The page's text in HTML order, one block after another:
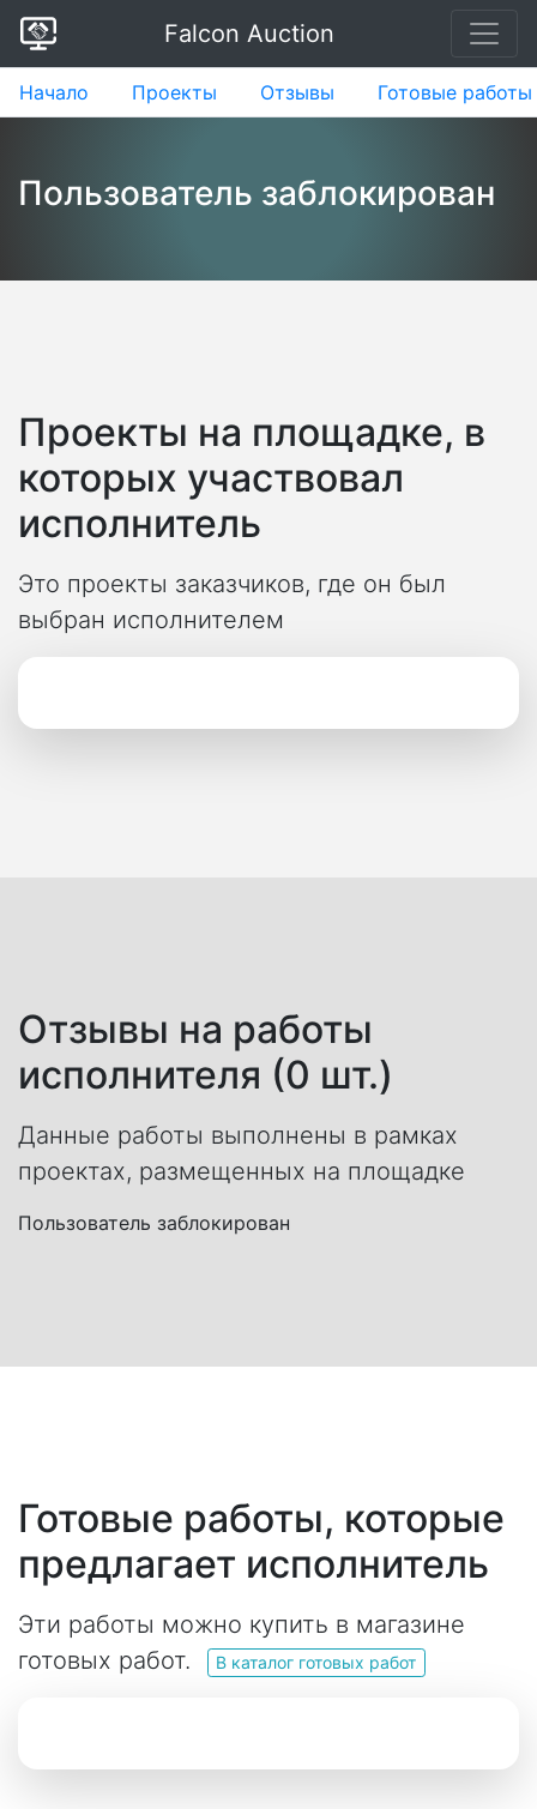
Falcon Auction
Начало Проекты Отзывы Готовые работы
Пользователь заблокирован
Проекты на площадке, в
которых участвовал
исполнитель
Это проекты заказчиков, где он был
выбран исполнителем
Отзывы на работы
исполнителя (0 шт.)
Данные работы выполнены в рамках
проектах, размещенных на площадке
Пользователь заблокирован
Готовые работы, которые
предлагает исполнитель
Эти работы можно купить в магазине
готовых работ.
В каталог готовых работ